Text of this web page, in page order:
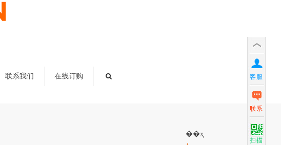
联系我们 在线订购
��ҳ
客服
联系
扫描